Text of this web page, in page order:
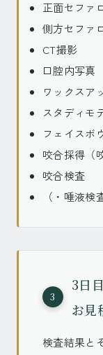
正面セファ
側方セファ
CT撮影
口腔内写真
ワックスア
スタディモ
フェイスボ
咬合採得（
咬合検査
（・唾液検
3
3日
お見
検査結果と